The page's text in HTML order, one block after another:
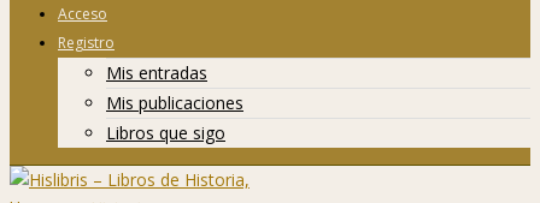
Acceso
Registro
Mis entradas
Mis publicaciones
Libros que sigo